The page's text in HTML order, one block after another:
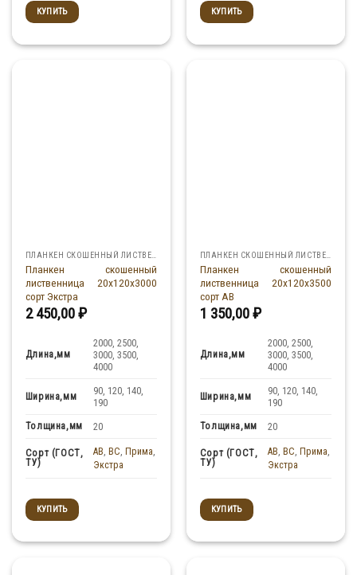
КУПИТЬ КУПИТЬ
Планкен скошенный
лиственница 20x120x3000
сорт Экстра
2 450,00₽
Длина,мм
2000, 2500,
3000, 3500,
4000
Ширина,мм
90, 120, 140,
190
Толщина,мм 20
Сорт (ГОСТ,
ТУ)
AB, BC, Прима,
Экстра
КУПИТЬ
Планкен скошенный
лиственница 20x120x3500
сорт АВ
1 350,00₽
Длина,мм
2000, 2500,
3000, 3500,
4000
Ширина,мм
90, 120, 140,
190
Толщина,мм 20
Сорт (ГОСТ,
ТУ)
AB, BC, Прима,
Экстра
КУПИТЬ